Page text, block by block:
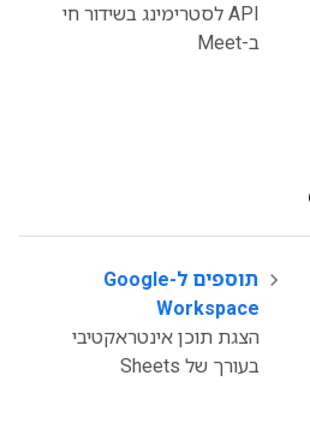
API לסטרימינג בשידור חי
ב-Meet
תוספים ל-Google
Workspace
הצגת תוכן אינטראקטיבי
בעורך של Sheets